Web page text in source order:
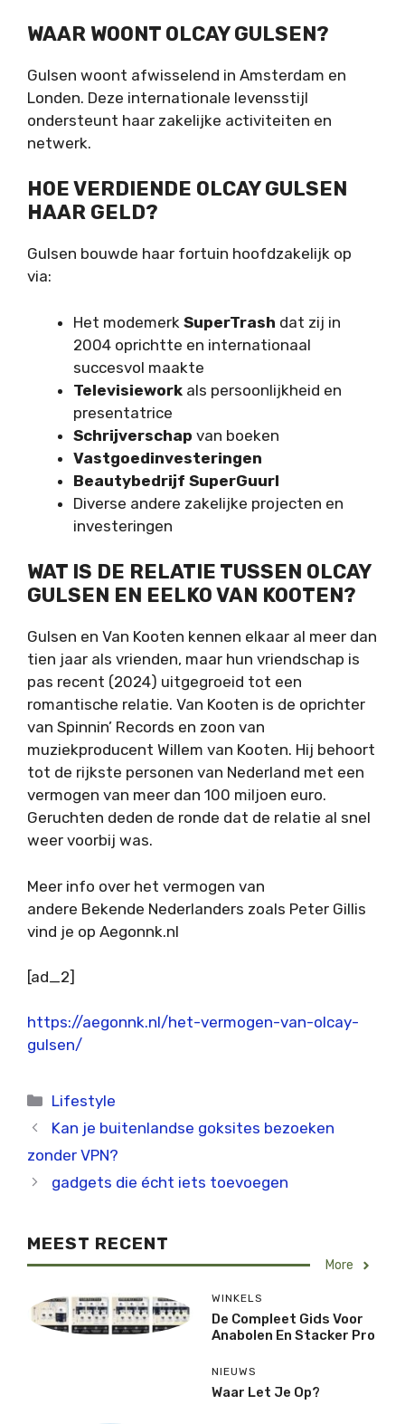
WAAR WOONT OLCAY GULSEN?
Gulsen woont afwisselend in Amsterdam en
Londen. Deze internationale levensstijl
ondersteunt haar zakelijke activiteiten en
netwerk.
HOE VERDIENDE OLCAY GULSEN
HAAR GELD?
Gulsen bouwde haar fortuin hoofdzakelijk op
via:
Het modemerk SuperTrash dat zij in
2004 oprichtte en internationaal
succesvol maakte
Televisiework als persoonlijkheid en
presentatrice
Schrijverschap van boeken
Vastgoedinvesteringen
Beautybedrijf SuperGuurl
Diverse andere zakelijke projecten en
investeringen
WAT IS DE RELATIE TUSSEN OLCAY
GULSEN EN EELKO VAN KOOTEN?
Gulsen en Van Kooten kennen elkaar al meer dan
tien jaar als vrienden, maar hun vriendschap is
pas recent (2024) uitgegroeid tot een
romantische relatie. Van Kooten is de oprichter
van Spinnin’ Records en zoon van
muziekproducent Willem van Kooten. Hij behoort
tot de rijkste personen van Nederland met een
vermogen van meer dan 100 miljoen euro.
Geruchten deden de ronde dat de relatie al snel
weer voorbij was.
Meer info over het vermogen van
andere Bekende Nederlanders zoals Peter Gillis
vind je op Aegonnk.nl
[ad_2]
https://aegonnk.nl/het-vermogen-van-olcay-
gulsen/
Categorieën
Lifestyle
Kan je buitenlandse goksites bezoeken
zonder VPN?
gadgets die écht iets toevoegen
MEEST RECENT
More
WINKELS
De Compleet Gids Voor
Anabolen En Stacker Pro
NIEUWS
Waar Let Je Op?